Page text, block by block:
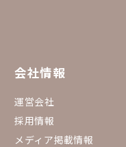
会社情報
運営会社
採用情報
メディア掲載情報